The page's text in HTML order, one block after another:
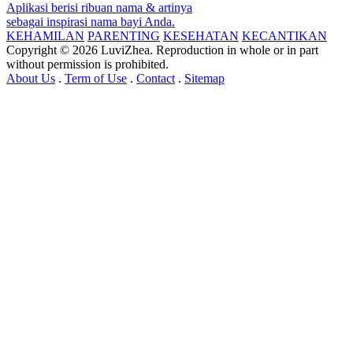
Aplikasi berisi ribuan nama & artinya
sebagai inspirasi nama bayi Anda.
KEHAMILAN PARENTING KESEHATAN KECANTIKAN
Copyright © 2026 LuviZhea. Reproduction in whole or in part
without permission is prohibited.
About Us . Term of Use . Contact . Sitemap